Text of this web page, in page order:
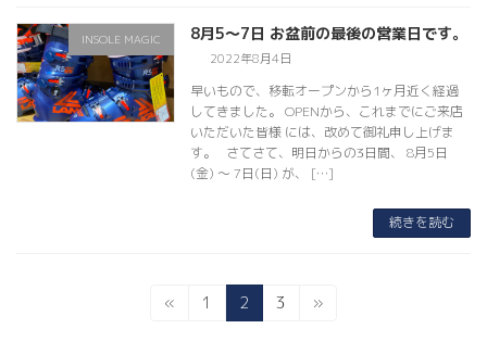
INSOLE MAGIC 8月5～7日 お盆前の最後の営業日です。
2022年8月4日
早いもので、移転オープンから1ヶ月近く経過
してきました。 OPENから、これまでにご来店
いただいた皆様 には、改めて御礼申し上げま
す。 さてさて、明日からの3日間、 8月5日
(金) ～ 7日(日) が、 […]
続きを読む
«
固1
固
定
2
固
3 »